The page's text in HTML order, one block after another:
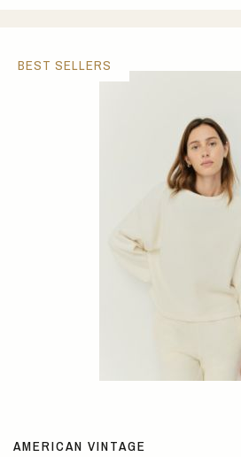
AMERICAN VINTAGE
BEST SELLERS